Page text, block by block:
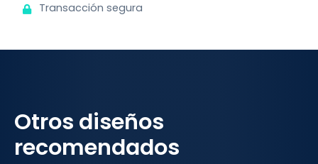
Transacción segura
Otros diseños
recomendados